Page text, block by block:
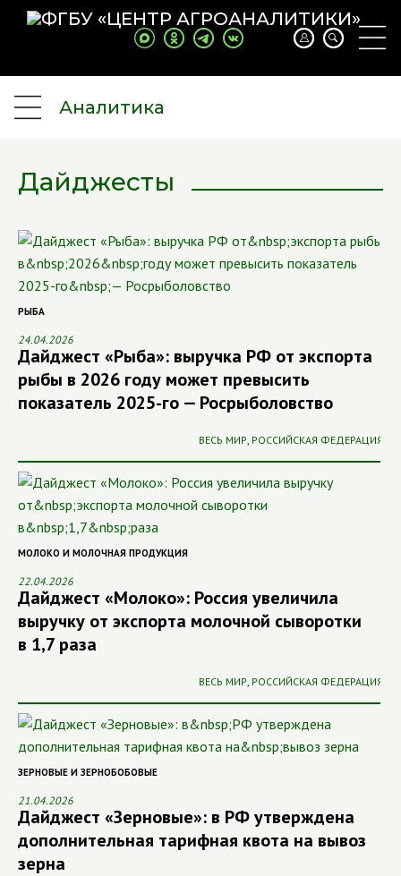
Аналитика
Дайджесты
РЫБА
24.04.2026
Дайджест «Рыба»: выручка РФ от экспорта
рыбы в 2026 году может превысить
показатель 2025-го — Росрыболовство
ВЕСЬ МИР, РОССИЙСКАЯ ФЕДЕРАЦИЯ
МОЛОКО И МОЛОЧНАЯ ПРОДУКЦИЯ
22.04.2026
Дайджест «Молоко»: Россия увеличила
выручку от экспорта молочной сыворотки
в 1,7 раза
ВЕСЬ МИР, РОССИЙСКАЯ ФЕДЕРАЦИЯ
ЗЕРНОВЫЕ И ЗЕРНОБОБОВЫЕ
21.04.2026
Дайджест «Зерновые»: в РФ утверждена
дополнительная тарифная квота на вывоз
зерна